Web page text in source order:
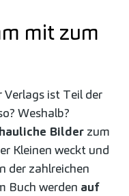
mit zum
Verlags ist Teil der
Weshalb?
Bilder zum
Kleinen weckt und
der zahlreichen
Buch werden auf